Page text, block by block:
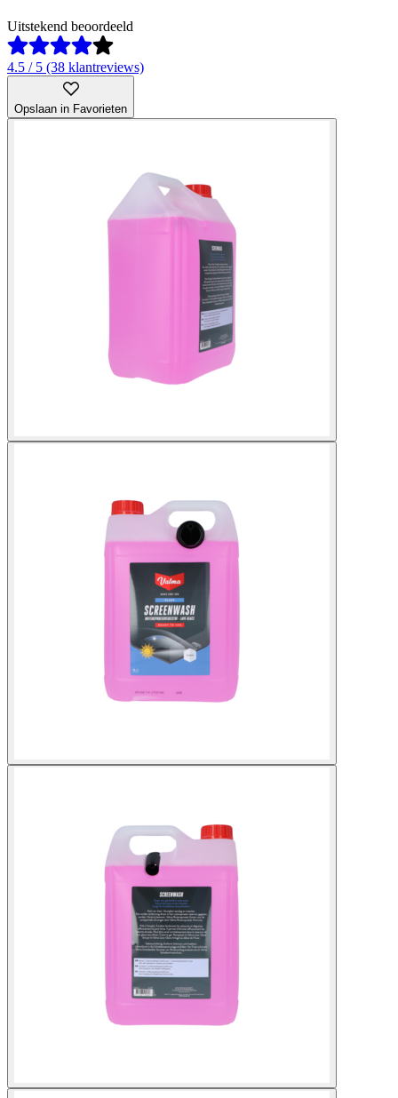
Uitstekend beoordeeld
4.5 / 5 (38 klantreviews)
Opslaan in Favorieten